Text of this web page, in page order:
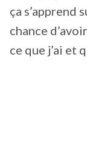
ça s’apprend
chance
ce que j’ai et